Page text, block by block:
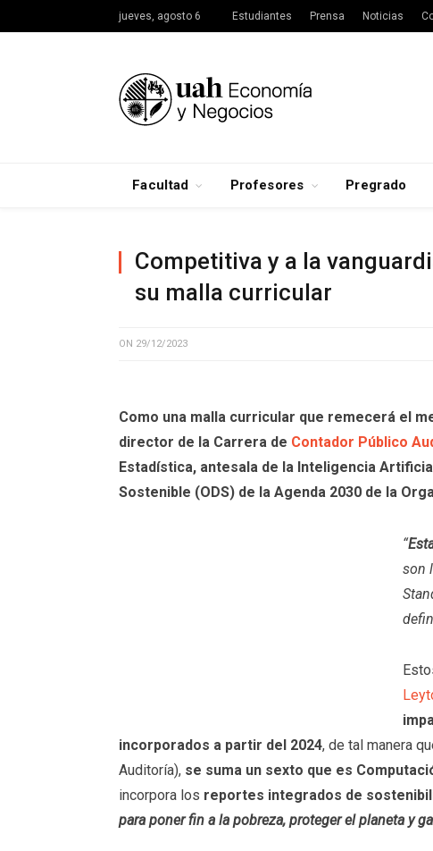
jueves, agosto 6 Estudiantes Prensa Noticias
Facultad Profesores Pregrado
Competitiva y a la
su malla curricular
ON 29/12/2023
Como una malla curricular que remecerá el
director de la Carrera de Contador Público
Estadística, antesala de la Inteligencia
Sostenible (ODS) de la Agenda 2030 de la
“
son
incorporados a partir del 2024, de tal manera
Auditoría), se suma un sexto que es
incorpora los reportes integrados de
para poner fin a la pobreza, proteger el planeta y